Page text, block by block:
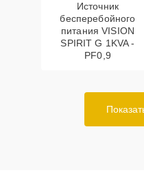
Источник
бесперебойного
питания VISION
SPIRIT G 1KVA -
PF0,9